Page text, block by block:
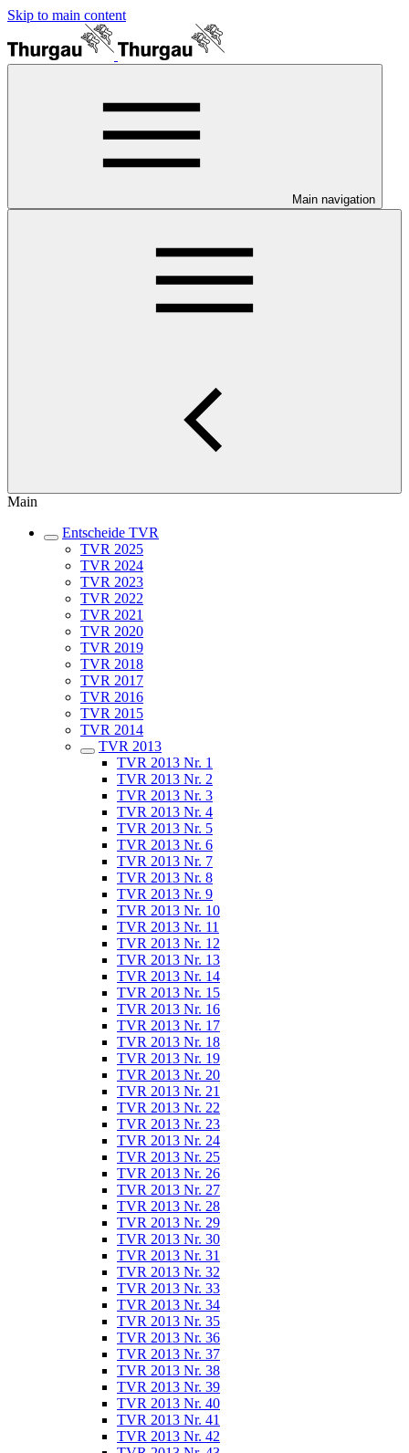
Skip to main content
Main navigation
Main
Entscheide TVR
TVR 2025
TVR 2024
TVR 2023
TVR 2022
TVR 2021
TVR 2020
TVR 2019
TVR 2018
TVR 2017
TVR 2016
TVR 2015
TVR 2014
TVR 2013
TVR 2013 Nr. 1
TVR 2013 Nr. 2
TVR 2013 Nr. 3
TVR 2013 Nr. 4
TVR 2013 Nr. 5
TVR 2013 Nr. 6
TVR 2013 Nr. 7
TVR 2013 Nr. 8
TVR 2013 Nr. 9
TVR 2013 Nr. 10
TVR 2013 Nr. 11
TVR 2013 Nr. 12
TVR 2013 Nr. 13
TVR 2013 Nr. 14
TVR 2013 Nr. 15
TVR 2013 Nr. 16
TVR 2013 Nr. 17
TVR 2013 Nr. 18
TVR 2013 Nr. 19
TVR 2013 Nr. 20
TVR 2013 Nr. 21
TVR 2013 Nr. 22
TVR 2013 Nr. 23
TVR 2013 Nr. 24
TVR 2013 Nr. 25
TVR 2013 Nr. 26
TVR 2013 Nr. 27
TVR 2013 Nr. 28
TVR 2013 Nr. 29
TVR 2013 Nr. 30
TVR 2013 Nr. 31
TVR 2013 Nr. 32
TVR 2013 Nr. 33
TVR 2013 Nr. 34
TVR 2013 Nr. 35
TVR 2013 Nr. 36
TVR 2013 Nr. 37
TVR 2013 Nr. 38
TVR 2013 Nr. 39
TVR 2013 Nr. 40
TVR 2013 Nr. 41
TVR 2013 Nr. 42